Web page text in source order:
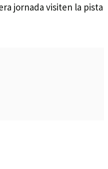
jornada visiten la pista